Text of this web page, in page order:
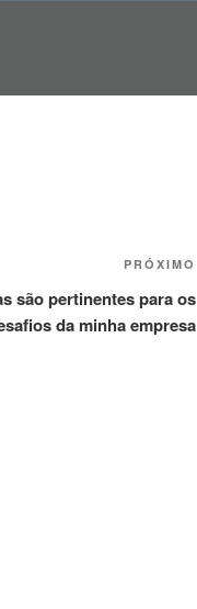
PRÓXIMO
são pertinentes para os
da minha empresa